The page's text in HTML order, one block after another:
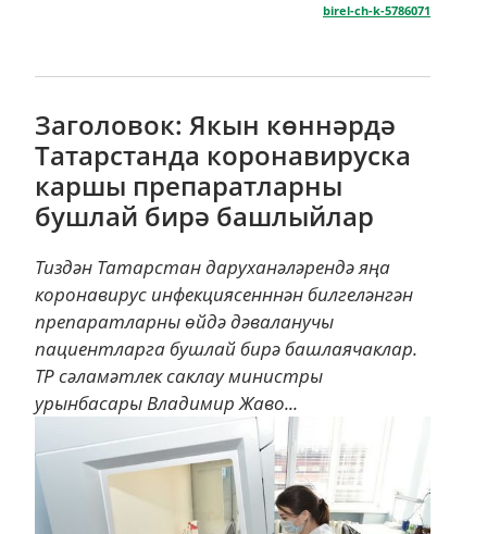
birel-ch-k-5786071
Заголовок: Якын көннәрдә
Татарстанда коронавируска
каршы препаратларны
бушлай бирә башлыйлар
Тиздән Татарстан даруханәләрендә яңа
коронавирус инфекциясенннән билгеләнгән
препаратларны өйдә дәваланучы
пациентларга бушлай бирә башлаячаклар.
ТР сәламәтлек саклау министры
урынбасары Владимир Жаво...